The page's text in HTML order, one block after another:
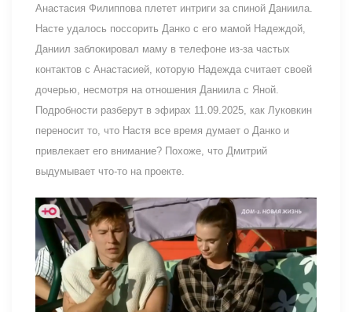
Анастасия Филиппова плетет интриги за спиной Даниила.
Насте удалось поссорить Данко с его мамой Надеждой,
Даниил заблокировал маму в телефоне из-за частых
контактов с Анастасией, которую Надежда считает своей
дочерью, несмотря на отношения Даниила с Яной.
Подробности разберут в эфирах 11.09.2025, как Луковкин
переносит то, что Настя все время думает о Данко и
привлекает его внимание? Похоже, что Дмитрий
выдумывает что-то на проекте.